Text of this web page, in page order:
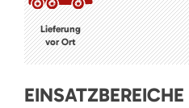
Lieferung
vor Ort
EINSATZBEREICHE